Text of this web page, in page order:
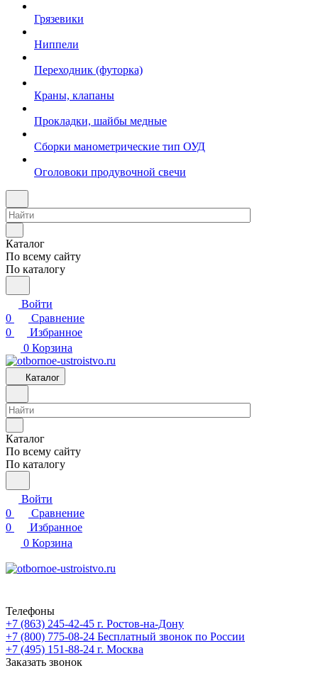
Грязевики
Ниппели
Переходник (футорка)
Краны, клапаны
Прокладки, шайбы медные
Сборки манометрические тип ОУД
Оголовоки продувочной свечи
Каталог
По всему сайту
По каталогу
Войти
0
Сравнение
0
Избранное
0 Корзина
Каталог
Каталог
По всему сайту
По каталогу
Войти
0
Сравнение
0
Избранное
0 Корзина
Телефоны
+7 (863) 245-42-45 г. Ростов-на-Дону
+7 (800) 775-08-24 Бесплатный звонок по России
+7 (495) 151-88-24 г. Москва
Заказать звонок